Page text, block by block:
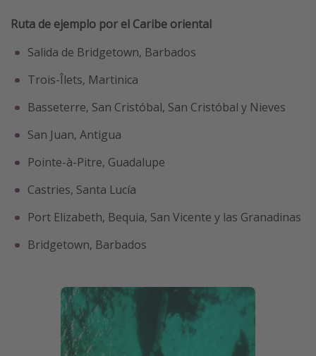
Ruta de ejemplo por el Caribe oriental
Salida de Bridgetown, Barbados
Trois-Îlets, Martinica
Basseterre, San Cristóbal, San Cristóbal y Nieves
San Juan, Antigua
Pointe-à-Pitre, Guadalupe
Castries, Santa Lucía
Port Elizabeth, Bequia, San Vicente y las Granadinas
Bridgetown, Barbados